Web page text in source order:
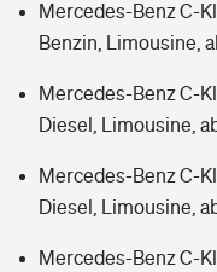
Mercedes-Benz C-
Benzin, Limousine,
Mercedes-Benz C-
Diesel, Limousine,
Mercedes-Benz C-
Diesel, Limousine,
Mercedes-Benz C-